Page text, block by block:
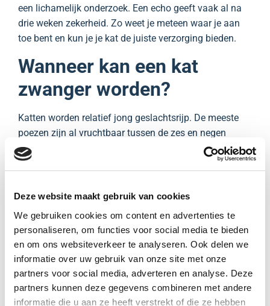
Deze website maakt gebruik van cookies
We gebruiken cookies om content en advertenties te
personaliseren, om functies voor social media te bieden
en om ons websiteverkeer te analyseren. Ook delen we
informatie over uw gebruik van onze site met onze
partners voor social media, adverteren en analyse. Deze
partners kunnen deze gegevens combineren met andere
informatie die u aan ze heeft verstrekt of die ze hebben
een lichamelijk onderzoek. Een echo geeft vaak al na
drie weken zekerheid. Zo weet je meteen waar je aan
toe bent en kun je je kat de juiste verzorging bieden.
Wanneer kan een kat
zwanger worden?
Katten worden relatief jong geslachtsrijp. De meeste
poezen zijn al vruchtbaar tussen de zes en negen
maanden oud. Dit hangt af van het ras, de gezondheid
en de tijd van het jaar. In de natuur spelen licht en
lente en zomer, wanneer de dagen langer zijn.
Tijdens de krolsheid vertoont je kat vaak onrustig
gedrag, miauwt ze meer en rolt ze over de grond. Op
dat moment kan ze gedekt worden en zwanger raken.
Omdat katten meerdere keren per jaar krols kunnen
worden, is de kans groot dat een poes zonder
sterilisatie vroeg of laat drachtig wordt.